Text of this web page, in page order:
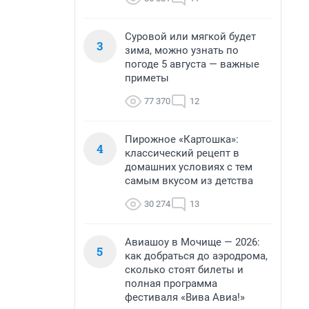
3
Суровой или мягкой будет
зима, можно узнать по
погоде 5 августа — важные
приметы
77 370 12
4
Пирожное «Картошка»:
классический рецепт в
домашних условиях с тем
самым вкусом из детства
30 274 13
5
Авиашоу в Мочище — 2026:
как добраться до аэродрома,
сколько стоят билеты и
полная программа
фестиваля «Вива Авиа!»